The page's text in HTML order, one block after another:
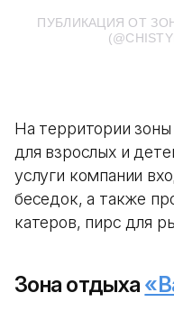
ПУБЛИКАЦИЯ ОТ
На территории
для взрослых и
услуги компании
беседок, а также
катеров, пирс для
Зона отдыха